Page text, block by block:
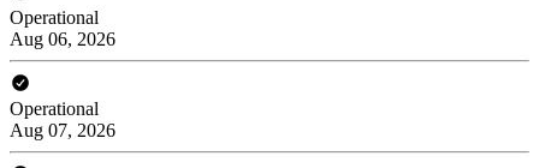
Operational
Aug 06, 2026
Operational
Aug 07, 2026